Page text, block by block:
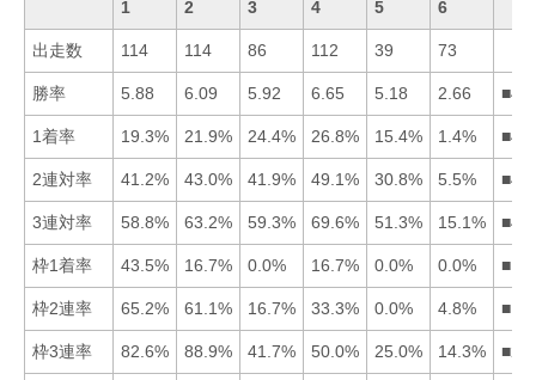
1 2 3 4 5 6
出走数 114 114 86 112 39 73
勝率 5.88 6.09 5.92 6.65 5.18 2.66
1着率 19.3% 21.9% 24.4% 26.8% 15.4% 1.4%
2連対率 41.2% 43.0% 41.9% 49.1% 30.8% 5.5%
3連対率 58.8% 63.2% 59.3% 69.6% 51.3% 15.1%
枠1着率 43.5% 16.7% 0.0% 16.7% 0.0% 0.0%
枠2連率 65.2% 61.1% 16.7% 33.3% 0.0% 4.8%
枠3連率 82.6% 88.9% 41.7% 50.0% 25.0% 14.3%